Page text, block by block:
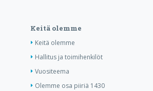
Keitä olemme
Keitä olemme
Hallitus ja toimihenkilöt
Vuositeema
Olemme osa piiriä 1430